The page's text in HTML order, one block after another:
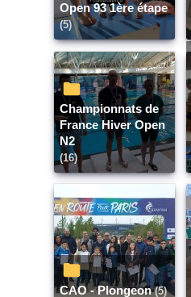
Open 93 1ère étape
(5)
Championnats de
France Hiver Open
N2
(16)
CAO - Plongeon (5)